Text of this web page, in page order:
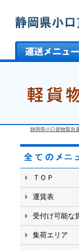
静岡県小口貨物緊急
ＴＯＰ
運賃表
受付け可能な
集荷エリア